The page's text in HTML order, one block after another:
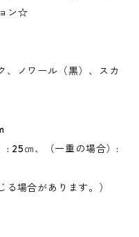
ン☆
、ノワール（黒）、スカ
、（一重の場合）:
場合があります。）